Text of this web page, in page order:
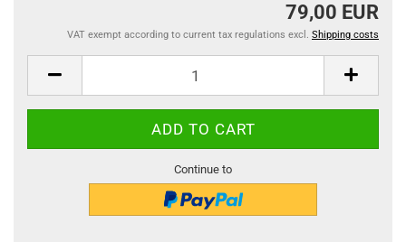
79,00 EUR
VAT exempt according to current tax regulations excl. Shipping costs
Continue to